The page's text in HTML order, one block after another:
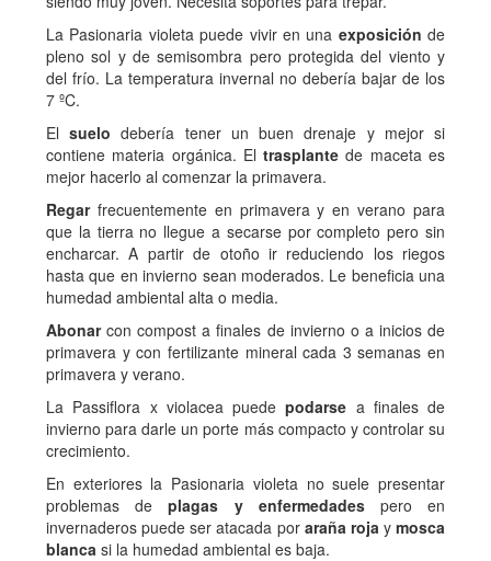
La Pasionaria violeta puede vivir en una exposición de
pleno sol y de semisombra pero protegida del viento y
del frío. La temperatura invernal no debería bajar de los
7 ºC.
Elsuelo debería tener un buen drenaje y mejor si
contiene materia orgánica. Eltrasplante de maceta es
mejor hacerlo al comenzar la primavera.
Regarfrecuentemente en primavera y en verano para
que la tierra no llegue a secarse por completo pero sin
encharcar. A partir de otoño ir reduciendo los riegos
hasta que en invierno sean moderados. Le beneficia una
humedad ambiental alta o media.
Abonarcon compost a finales de invierno o a inicios de
primavera y con fertilizante mineral cada 3 semanas en
primavera y verano.
La Passiflora x violacea puedepodarse a finales de
invierno para darle un porte más compacto y controlar su
crecimiento.
En exteriores la Pasionaria violeta no suele presentar
problemas deplagas y enfermedadespero en
invernaderos puede ser atacada por araña rojay mosca
blanca si la humedad ambiental es baja.